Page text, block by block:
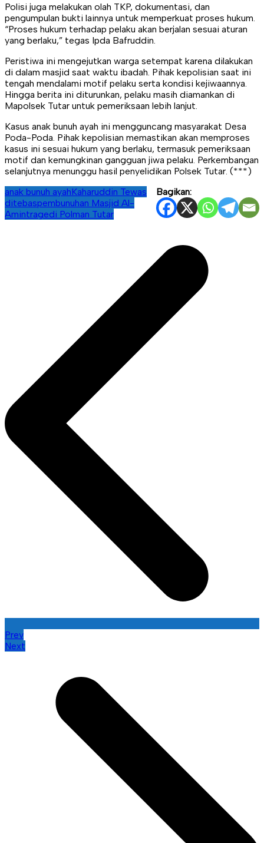
Polisi juga melakukan olah TKP, dokumentasi, dan
pengumpulan bukti lainnya untuk memperkuat proses hukum.
“Proses hukum terhadap pelaku akan berjalan sesuai aturan
yang berlaku,” tegas Ipda Bafruddin.
Peristiwa ini mengejutkan warga setempat karena dilakukan
di dalam masjid saat waktu ibadah. Pihak kepolisian saat ini
tengah mendalami motif pelaku serta kondisi kejiwaannya.
Hingga berita ini diturunkan, pelaku masih diamankan di
Mapolsek Tutar untuk pemeriksaan lebih lanjut.
Kasus anak bunuh ayah ini mengguncang masyarakat Desa
Poda-Poda. Pihak kepolisian memastikan akan memproses
kasus ini sesuai hukum yang berlaku, termasuk pemeriksaan
motif dan kemungkinan gangguan jiwa pelaku. Perkembangan
selanjutnya menunggu hasil penyelidikan Polsek Tutar. (***)
Bagikan:
anak bunuh ayahKaharuddin Tewas
ditebaspembunuhan Masjid Al-
Amintragedi Polman Tutar
Prev
Next